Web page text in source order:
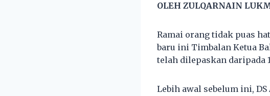
OLEH ZULQARNAIN
Ramai orang tidak puas
baru ini Timbalan Ketua
telah dilepaskan daripada
Lebih awal sebelum ini,